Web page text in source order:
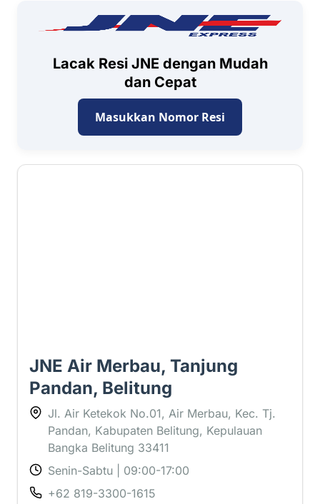
Lacak Resi JNE dengan Mudah
dan Cepat
Masukkan Nomor Resi
JNE Air Merbau, Tanjung
Pandan, Belitung
Jl. Air Ketekok No.01, Air Merbau, Kec. Tj.
Pandan, Kabupaten Belitung, Kepulauan
Bangka Belitung 33411
Senin-Sabtu | 09:00-17:00
+62 819-3300-1615